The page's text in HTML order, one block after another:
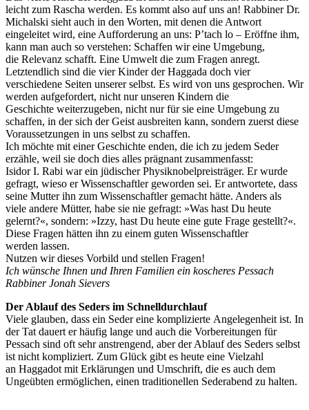
leicht zum Rascha werden. Es kommt also auf uns an! Rabbiner Dr.
Michalski sieht auch in den Worten, mit denen die Antwort
eingeleitet wird, eine Aufforderung an uns: P’tach lo – Eröffne ihm,
kann man auch so verstehen: Schaffen wir eine Umgebung,
die Relevanz schafft. Eine Umwelt die zum Fragen anregt.
Letztendlich sind die vier Kinder der Haggada doch vier
verschiedene Seiten unserer selbst. Es wird von uns gesprochen. Wir
werden aufgefordert, nicht nur unseren Kindern die
Geschichte weiterzugeben, nicht nur für sie eine Umgebung zu
schaffen, in der sich der Geist ausbreiten kann, sondern zuerst diese
Voraussetzungen in uns selbst zu schaffen.
Ich möchte mit einer Geschichte enden, die ich zu jedem Seder
erzähle, weil sie doch dies alles prägnant zusammenfasst:
Isidor I. Rabi war ein jüdischer Physiknobelpreisträger. Er wurde
gefragt, wieso er Wissenschaftler geworden sei. Er antwortete, dass
seine Mutter ihn zum Wissenschaftler gemacht hätte. Anders als
viele andere Mütter, habe sie nie gefragt: »Was hast Du heute
gelernt?«, sondern: »Izzy, hast Du heute eine gute Frage gestellt?«.
Diese Fragen hätten ihn zu einem guten Wissenschaftler
werden lassen.
Nutzen wir dieses Vorbild und stellen Fragen!
Ich wünsche Ihnen und Ihren Familien ein koscheres Pessach
Rabbiner Jonah Sievers
Der Ablauf des Seders im Schnelldurchlauf
Viele glauben, dass ein Seder eine komplizierte Angelegenheit ist. In
der Tat dauert er häufig lange und auch die Vorbereitungen für
Pessach sind oft sehr anstrengend, aber der Ablauf des Seders selbst
ist nicht kompliziert. Zum Glück gibt es heute eine Vielzahl
an Haggadot mit Erklärungen und Umschrift, die es auch dem
Ungeübten ermöglichen, einen traditionellen Sederabend zu halten.